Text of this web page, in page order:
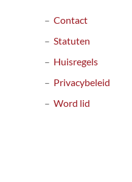
Contact
Statuten
Huisregels
Privacybeleid
Word lid